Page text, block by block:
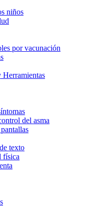
niños
por vacunación
Herramientas
del asma
texto
física